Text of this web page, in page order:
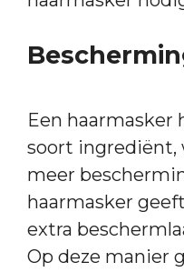
Een haarmasker
soort ingrediënt,
meer
haarmasker
extra
Op deze manier